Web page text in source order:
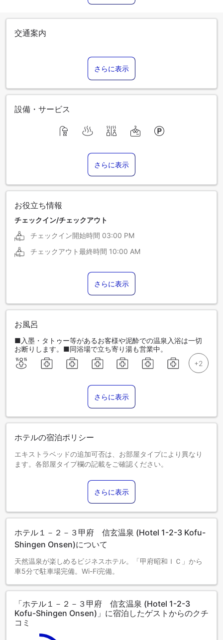
交通案内
さらに表示
設備・サービス
さらに表示
お役立ち情報
チェックイン/チェックアウト
チェックイン開始時間 03:00 PM
チェックアウト最終時間 10:00 AM
さらに表示
お風呂
■入墨・タトゥー等があるお客様や泥酔での温泉入浴は一切
お断りします。■同浴場で立ち寄り湯も営業中。
さらに表示
ホテルの宿泊ポリシー
エキストラベッドの追加可否は、お部屋タイプにより異なり
ます。各部屋タイプ欄の記載をご確認ください。
さらに表示
ホテル１－２－３甲府 信玄温泉 (Hotel 1-2-3 Kofu-
Shingen Onsen)について
天然温泉が楽しめるビジネスホテル。「甲府昭和ＩＣ」から
車5分で駐車場完備。Wi-Fi完備。
「ホテル１－２－３甲府 信玄温泉 (Hotel 1-2-3
Kofu-Shingen Onsen)」に宿泊したゲストからのクチ
コミ